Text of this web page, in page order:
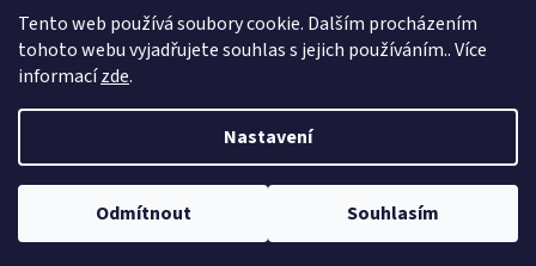
Tento web používá soubory cookie. Dalším procházením
tohoto webu vyjadřujete souhlas s jejich používáním.. Více
informacízde.
Nastavení
Odmítnout Souhlasím
Podmínky ochrany osobních údajů
Vytvořil Shoptet
Copyright 2026JODA materiál . Všechna práva vyhrazena.